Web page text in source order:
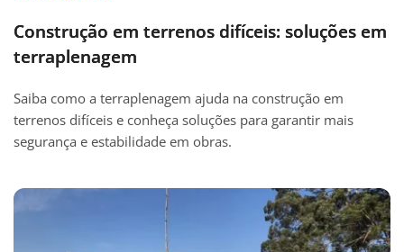
Construção em terrenos difíceis: soluções em
terraplenagem
Saiba como a terraplenagem ajuda na construção em
terrenos difíceis e conheça soluções para garantir mais
segurança e estabilidade em obras.